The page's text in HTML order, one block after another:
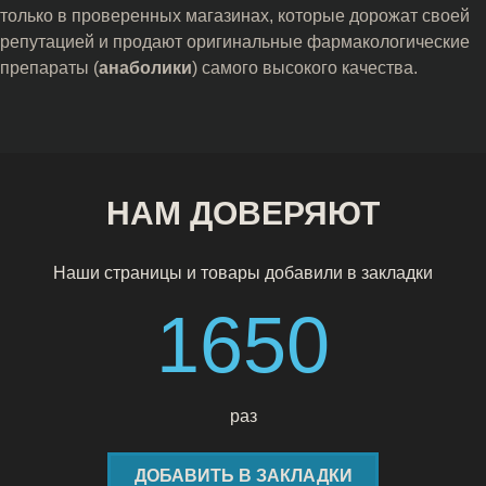
только в проверенных магазинах, которые дорожат своей
репутацией и продают оригинальные фармакологические
препараты (анаболики) самого высокого качества.
НАМ ДОВЕРЯЮТ
Наши страницы и товары добавили в закладки
1650
раз
ДОБАВИТЬ В ЗАКЛАДКИ